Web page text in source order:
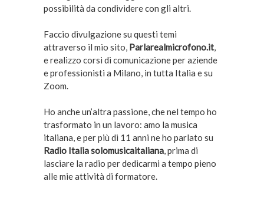
possibilità da condividere con gli altri.
Faccio divulgazione su questi temi
attraverso il mio sito, Parlarealmicrofono.it,
e realizzo corsi di comunicazione per aziende
e professionisti a Milano, in tutta Italia e su
Zoom.
Ho anche un’altra passione, che nel tempo ho
trasformato in un lavoro: amo la musica
italiana, e per più di 11 anni ne ho parlato su
Radio Italia solomusicaitaliana, prima di
lasciare la radio per dedicarmi a tempo pieno
alle mie attività di formatore.